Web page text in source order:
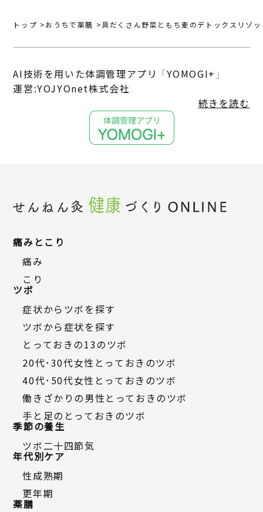
トップ おうちで薬膳 具だくさん野菜ともち麦のデトックスリゾ
AI技術を用いた体調管理アプリ 「YOMOGI+」
運営:YOJYOnet株式会社
続きを読む
痛みとこり
痛み
こり
ツボ
症状からツボを探す
ツボから症状を探す
とっておきの13のツボ
20代・30代女性とっておきのツボ
40代・50代女性とっておきのツボ
働きざかりの男性とっておきのツボ
手と足のとっておきのツボ
季節の養生
ツボ二十四節気
年代別ケア
性成熟期
更年期
薬膳